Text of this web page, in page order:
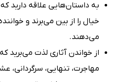
به داستان‌هایی علاقه دارید
خیال را از بین می‌برند و
می‌دهند.
از خواندن آثاری لذت می‌برید
مهاجرت، تنهایی،